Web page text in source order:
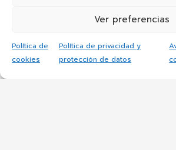
Ver preferencias
Política de
cookies
Política de privacidad y
protección de datos
Contacto